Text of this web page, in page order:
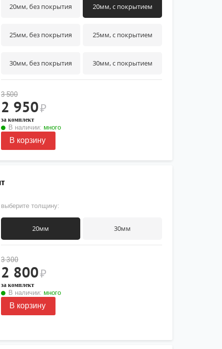
20мм, без покрытия 20мм, с покрытием
25мм, без покрытия 25мм, с покрытием
30мм, без покрытия 30мм, с покрытием
3 500
2 950₽
за комплект
В наличии: много
В корзину
выберите толщину:
20мм 30мм
3 300
2 800₽
за комплект
В наличии: много
В корзину